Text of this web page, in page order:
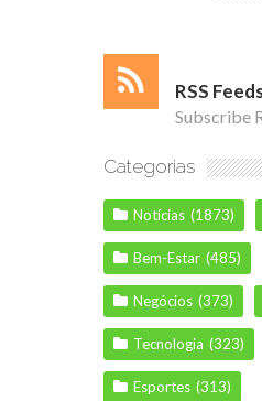
RSS
Subscribe
Categorias
Notícias (1873)
Bem-Estar (485)
Negócios (373)
Tecnologia (323)
Esportes (313)